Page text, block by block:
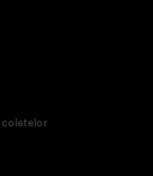
coletelor